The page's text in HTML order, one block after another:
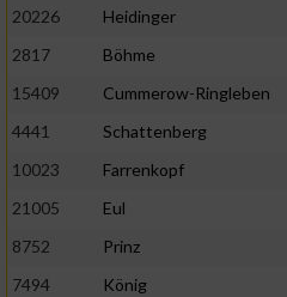
20226
Heidinger
2817
Böhme
15409
Cummerow-Ringleben
4441
Schattenberg
10023
Farrenkopf
21005
Eul
8752
Prinz
7494
König